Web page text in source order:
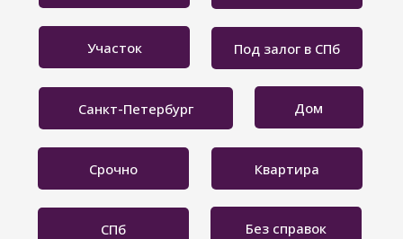
Без справок
Участок
Квартира
Дом
СПб
Под залог в СПб
Срочно
Санкт-Петербург